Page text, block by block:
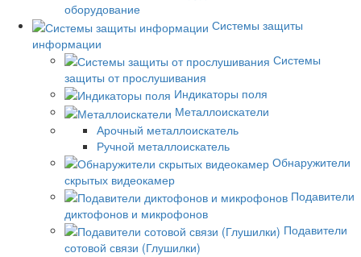
оборудование
Системы защиты
информации
Системы
защиты от прослушивания
Индикаторы поля
Металлоискатели
Арочный металлоискатель
Ручной металлоискатель
Обнаружители
скрытых видеокамер
Подавители
диктофонов и микрофонов
Подавители
сотовой связи (Глушилки)